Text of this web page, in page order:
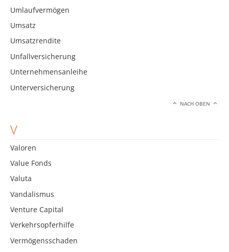
Umlaufvermögen
Umsatz
Umsatzrendite
Unfallversicherung
Unternehmensanleihe
Unterversicherung
NACH OBEN
V
Valoren
Value Fonds
Valuta
Vandalismus
Venture Capital
Verkehrsopferhilfe
Vermögensschaden